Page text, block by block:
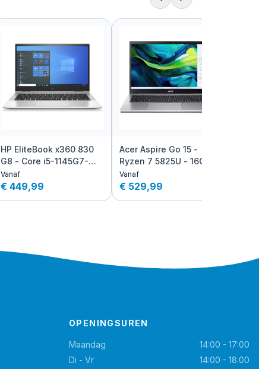
HP EliteBook x360 830
G8 - Core i5-1145G7-
16GB - 512GB SSD
QWERTY
Vanaf
€ 449,99
Acer Aspire Go 15 -
Ryzen 7 5825U - 16GB -
512GB SSD AZERTY
Vanaf
€ 529,99
OPENINGSUREN
Maandag
14:00 - 17:00
Di - Vr
14:00 - 18:00